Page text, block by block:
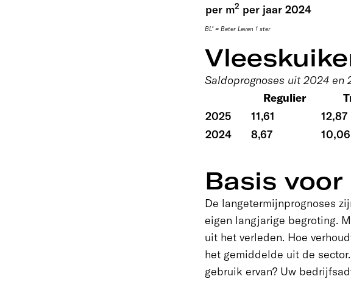
per m2 per jaar 2024
BL* = Beter Leven 1 ster
Saldoprognoses uit 2024 en
Regulier
2025
11,61
12,87
2024
8,67 10,06
Basis
De langetermijnprognoses
eigen langjarige begroting.
uit het verleden. Hoe
het gemiddelde uit de
gebruik ervan? Uw